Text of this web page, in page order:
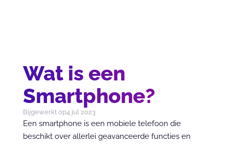
Wat is een
Smartphone?
Bijgewerkt op4 jul 2023
Een smartphone is een mobiele telefoon die
beschikt over allerlei geavanceerde functies en